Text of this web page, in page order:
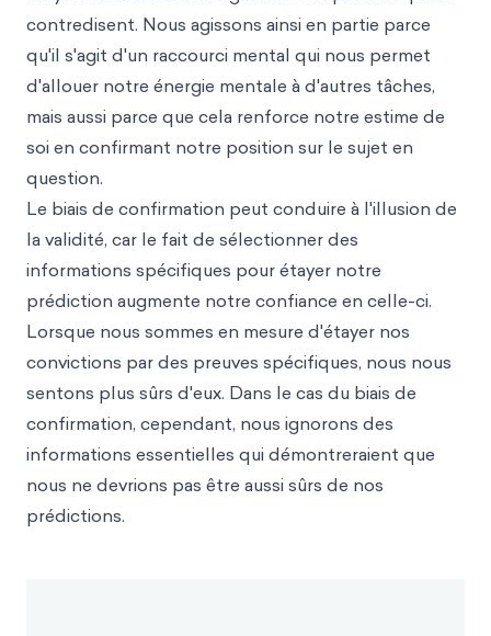
contredisent. Nous agissons ainsi en partie parce
qu'il s'agit d'un raccourci mental qui nous permet
d'allouer notre énergie mentale à d'autres tâches,
mais aussi parce que cela renforce notre estime de
soi en confirmant notre position sur le sujet en
question.
Le biais de confirmation peut conduire à l'illusion de
la validité, car le fait de sélectionner des
informations spécifiques pour étayer notre
prédiction augmente notre confiance en celle-ci.
Lorsque nous sommes en mesure d'étayer nos
convictions par des preuves spécifiques, nous nous
sentons plus sûrs d'eux. Dans le cas du biais de
confirmation, cependant, nous ignorons des
informations essentielles qui démontreraient que
nous ne devrions pas être aussi sûrs de nos
prédictions.